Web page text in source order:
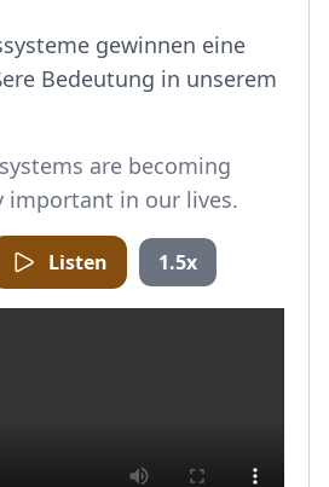
gewinnen eine
Bedeutung in unserem
are becoming
important in our lives.
Listen 1.5x